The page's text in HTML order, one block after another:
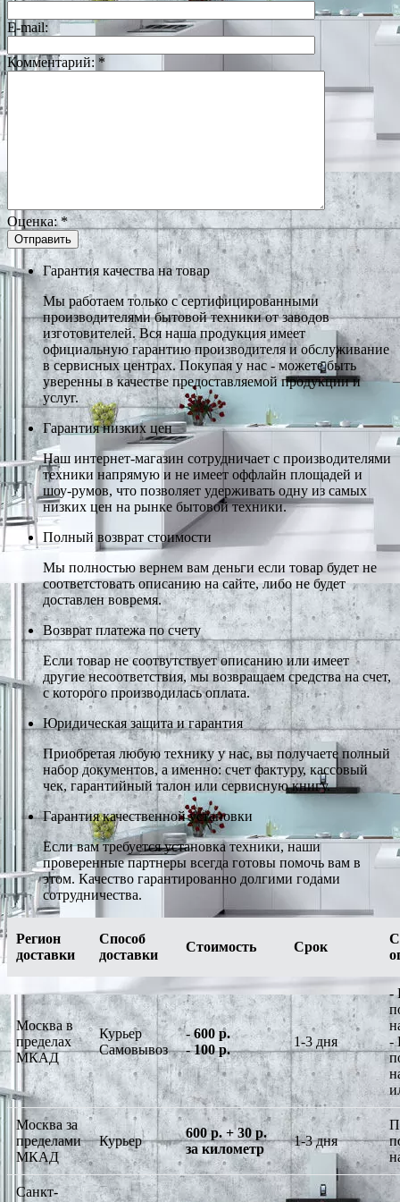
E-mail:
Комментарий: *
Оценка:*
Гарантия качества на товар
Мы работаем только с сертифицированными
производителями бытовой техники от заводов
изготовителей. Вся наша продукция имеет
официальную гарантию производителя и обслуживание
в сервисных центрах. Покупая у нас - можете быть
уверенны в качестве предоставляемой продукции и
услуг.
Гарантия низких цен
Наш интернет-магазин сотрудничает с производителями
техники напрямую и не имеет оффлайн площадей и
шоу-румов, что позволяет удерживать одну из самых
низких цен на рынке бытовой техники.
Полный возврат стоимости
Мы полностью вернем вам деньги если товар будет не
соответстовать описанию на сайте, либо не будет
доставлен вовремя.
Возврат платежа по счету
Если товар не соотвутствует описанию или имеет
другие несоответствия, мы возвращаем средства на счет,
с которого производилась оплата.
Юридическая защита и гарантия
Приобретая любую технику у нас, вы получаете полный
набор документов, а именно: счет фактуру, кассовый
чек, гарантийный талон или сервисную книгу.
Гарантия качественной установки
Если вам требуется установка техники, наши
проверенные партнеры всегда готовы помочь вам в
этом. Качество гарантированно долгими годами
сотрудничества.
Регион
доставки
Способ
доставки
Стоимость Срок
Москва в
пределах
МКАД
Курьер
Самовывоз
-600 р.
-100 р.
1-3 дня
-
-
Москва за
пределами
МКАД
Курьер
600 р. + 30 р.
за километр
1-3 дня
Санкт-